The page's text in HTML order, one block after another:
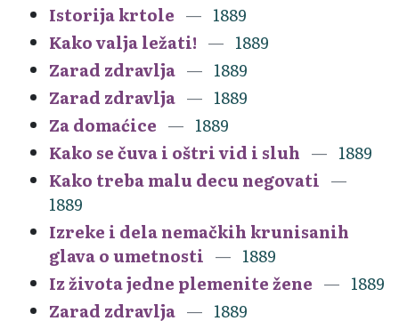
Istorija krtole
1889
Kako valja ležati!
1889
Zarad zdravlja
1889
Zarad zdravlja
1889
Za domaćice
1889
Kako se čuva i oštri vid i sluh
1889
Kako treba malu decu negovati
1889
Izreke i dela nemačkih krunisanih
glava o umetnosti
1889
Iz života jedne plemenite žene
1889
Zarad zdravlja
1889